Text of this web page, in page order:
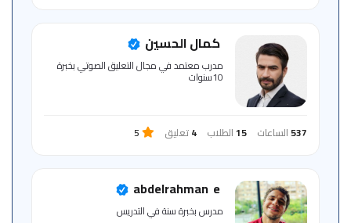
كمال الحسين
مدرب معتمد في مجال التعليق الصوتي بخبرة
10سنوات
537الساعات 15الطلاب 4تعليق 5
abdelrahman ‎ e
مدرس بخبرة سنة في التدريس